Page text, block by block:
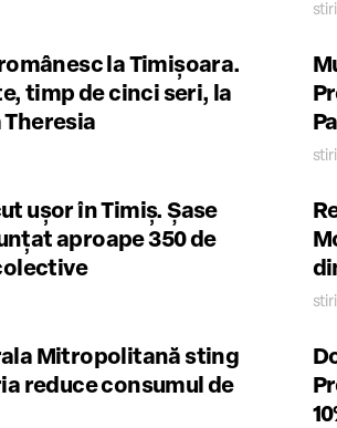
la Timișoara.
timp de cinci seri, la
Theresia
ușor în Timiș. Șase
aproape 350 de
Mitropolitană sting
reduce consumul de